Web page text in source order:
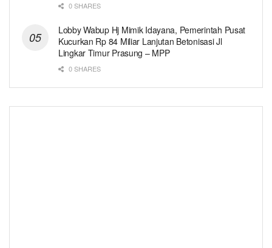
0 SHARES
Lobby Wabup Hj Mimik Idayana, Pemerintah Pusat
Kucurkan Rp 84 Miliar Lanjutan Betonisasi Jl
Lingkar Timur Prasung – MPP
0 SHARES